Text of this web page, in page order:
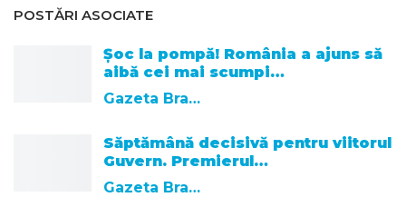
POSTĂRI ASOCIATE
Șoc la pompă! România a ajuns să
aibă cei mai scumpi…
Gazeta Brasovului
Săptămână decisivă pentru viitorul
Guvern. Premierul…
Gazeta Brasovului